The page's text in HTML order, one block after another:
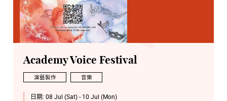
Academy Voice Festival
演藝製作 音樂
日期: 08 Jul (Sat) - 10 Jul (Mon)